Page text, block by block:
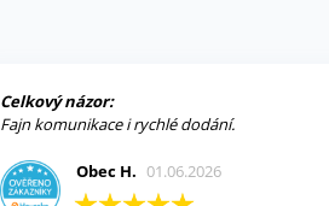
Celkový názor:
Fajn komunikace i rychlé dodání.
Obec H. 01.06.2026